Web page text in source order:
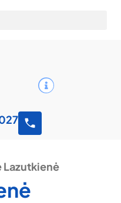
Lazutkienė